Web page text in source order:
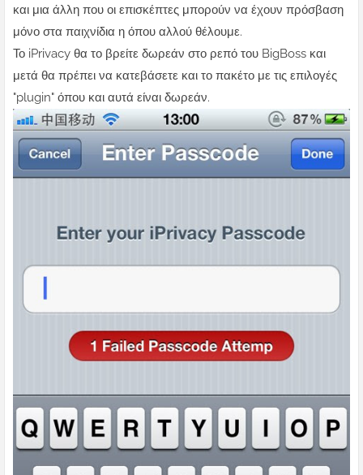
και μια άλλη που οι επισκέπτες μπορούν να έχουν πρόσβαση
μόνο στα παιχνίδια η όπου αλλού θέλουμε.
Το iPrivacy θα το βρείτε δωρεάν στο ρεπό του BigBoss και
μετά θα πρέπει να κατεβάσετε και το πακέτο με τις επιλογές
"plugin" όπου και αυτά είναι δωρεάν.